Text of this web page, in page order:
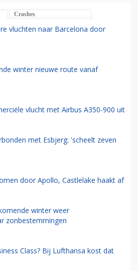
Crashes
vluchten naar Barcelona door
winter nieuwe route vanaf
vlucht met Airbus A350-900 uit
met Esbjerg: 'scheelt zeven
door Apollo, Castlelake haakt af
winter weer
zonbestemmingen
Class? Bij Lufthansa kost dat